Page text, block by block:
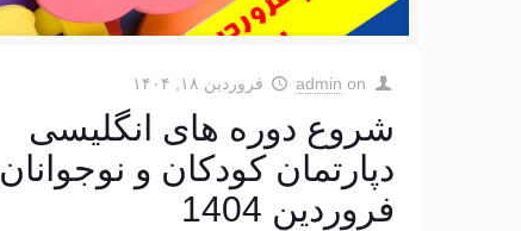
admin on فروردین ۱۸, ۱۴۰۴
شروع دوره های انگلیسی
دپارتمان کودکان و نوجوانان
فروردین 1404